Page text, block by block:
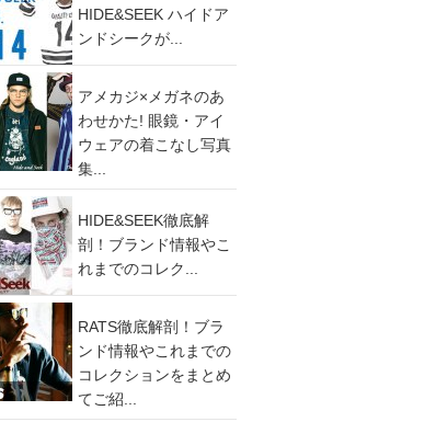
HIDE&SEEK ハイドア
ンドシークが...
アメカジ×メガネのあ
わせかた! 眼鏡・アイ
ウェアの着こなし写真
集...
HIDE&SEEK徹底解
剖！ブランド情報やこ
れまでのコレク...
RATS徹底解剖！ブラ
ンド情報やこれまでの
コレクションをまとめ
てご紹...